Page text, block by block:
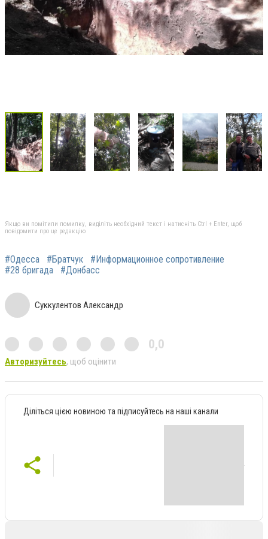
Якщо ви помітили помилку, виділіть необхідний текст і натисніть Ctrl + Enter, щоб
повідомити про це редакцію
#Одесса #Братчук
#Информационное сопротивление
#28 бригада
#Донбасс
Суккулентов Александр
0,0
Авторизуйтесь, щоб оцінити
Діліться цією новиною та підписуйтесь на наші канали